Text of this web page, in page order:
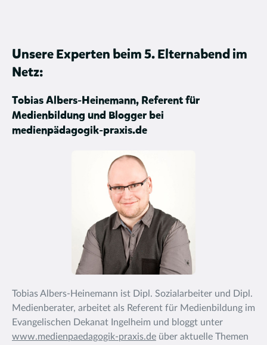
Unsere Experten beim 5. Elternabend im
Netz:
Tobias Albers-Heinemann, Referent für
Medienbildung und Blogger bei
medienpädagogik-praxis.de
Tobias Albers-Heinemann ist Dipl. Sozialarbeiter und Dipl.
Medienberater, arbeitet als Referent für Medienbildung im
Evangelischen Dekanat Ingelheim und bloggt unter
www.medienpaedagogik-praxis.de über aktuelle Themen